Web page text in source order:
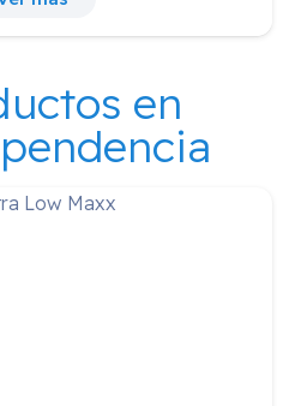
en